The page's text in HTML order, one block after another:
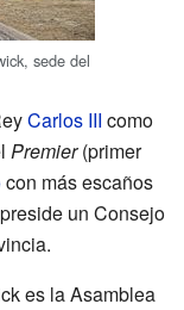
sede del
Carlos III como
Premier(primer
con más escaños
un Consejo
es la Asamblea